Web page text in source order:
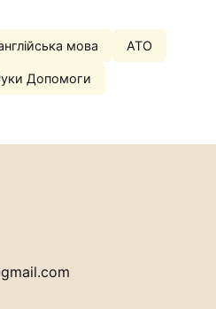
мова АТО
Допомоги